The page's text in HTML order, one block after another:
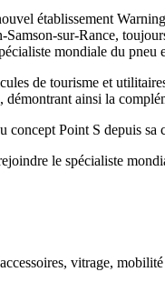
établissement
Samson-sur-Rance,
mondiale du pneu
de tourisme et
ainsi la
concept Point S depuis sa
le spécialiste
vitrage,